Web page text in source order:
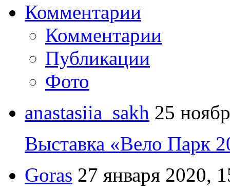
Комментарии
Комментарии
Публикации
Фото
anastasiia_sakh 25
Выставка «Вело Парк
Goras 27 января 2020,